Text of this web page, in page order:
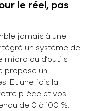
le réel, pas
jamais à une
un système de
micro ou d’outils
propose un
Et une fois la
pièce et vos
de 0 à 100 %.